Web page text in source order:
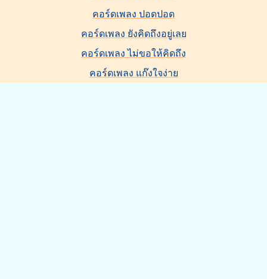
คอร์ดเพลง ปอดปอด
คอร์ดเพลง ยังคิดถึงอยู่เลย
คอร์ดเพลง ไม่ขอให้คิดถึง
คอร์ดเพลง แก๊งใจง่าย